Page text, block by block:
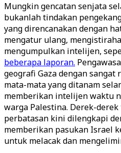
Mungkin gencatan senjata
bukanlah tindakan
yang direncanakan dengan
mengatur ulang,
mengumpulkan intelijen,
beberapa laporan.
geografi Gaza dengan
mata-mata yang ditanam
memberikan intelijen waktu
warga Palestina. Derek-
perbatasan kini dilengkapi
memberikan pasukan Israel
untuk melacak dan